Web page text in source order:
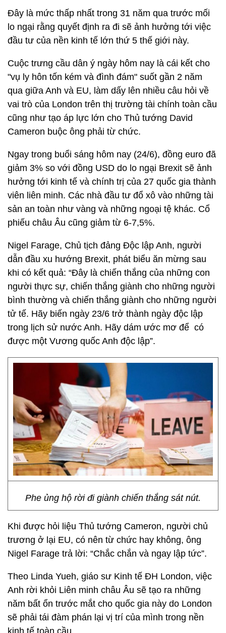
Đây là mức thấp nhất trong 31 năm qua trước mối
lo ngại rằng quyết định ra đi sẽ ảnh hưởng tới việc
đầu tư của nền kinh tế lớn thứ 5 thế giới này.
Cuộc trưng cầu dân ý ngày hôm nay là cái kết cho
"vụ ly hôn tốn kém và đình đám" suốt gần 2 năm
qua giữa Anh và EU, làm dấy lên nhiều câu hỏi về
vai trò của London trên thị trường tài chính toàn cầu
cũng như tạo áp lực lớn cho Thủ tướng David
Cameron buộc ông phải từ chức.
Ngay trong buổi sáng hôm nay (24/6), đồng euro đã
giảm 3% so với đồng USD do lo ngại Brexit sẽ ảnh
hưởng tới kinh tế và chính trị của 27 quốc gia thành
viên liên minh. Các nhà đầu tư đổ xô vào những tài
sản an toàn như vàng và những ngoại tệ khác. Cổ
phiếu châu Âu cũng giảm từ 6-7,5%.
Nigel Farage, Chủ tịch đảng Độc lập Anh, người
dẫn đầu xu hướng Brexit, phát biểu ăn mừng sau
khi có kết quả: “Đây là chiến thắng của những con
người thực sự, chiến thắng giành cho những người
bình thường và chiến thắng giành cho những người
tử tế. Hãy biến ngày 23/6 trở thành ngày độc lập
trong lịch sử nước Anh. Hãy dám ước mơ để có
được một Vương quốc Anh độc lập”.
Phe ủng hộ rời đi giành chiến thắng sát nút.
Khi được hỏi liệu Thủ tướng Cameron, người chủ
trương ở lại EU, có nên từ chức hay không, ông
Nigel Farage trả lời: “Chắc chắn và ngay lập tức”.
Theo Linda Yueh, giáo sư Kinh tế ĐH London, việc
Anh rời khỏi Liên minh châu Âu sẽ tạo ra những
năm bất ổn trước mắt cho quốc gia này do London
sẽ phải tái đàm phán lại vị trí của mình trong nền
kinh tế toàn cầu.